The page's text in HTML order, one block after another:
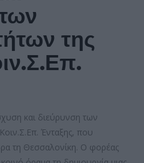
της
και διεύρυνση των
Ένταξης, που
τη Θεσσαλονίκη. Ο φορέας